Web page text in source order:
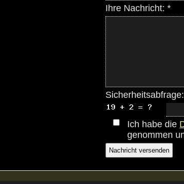
Ihre Nachricht: *
Ich habe die
genommen